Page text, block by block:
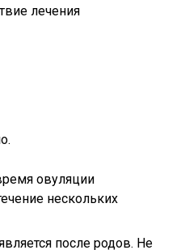
лечения
овуляции
нескольких
после родов. Не